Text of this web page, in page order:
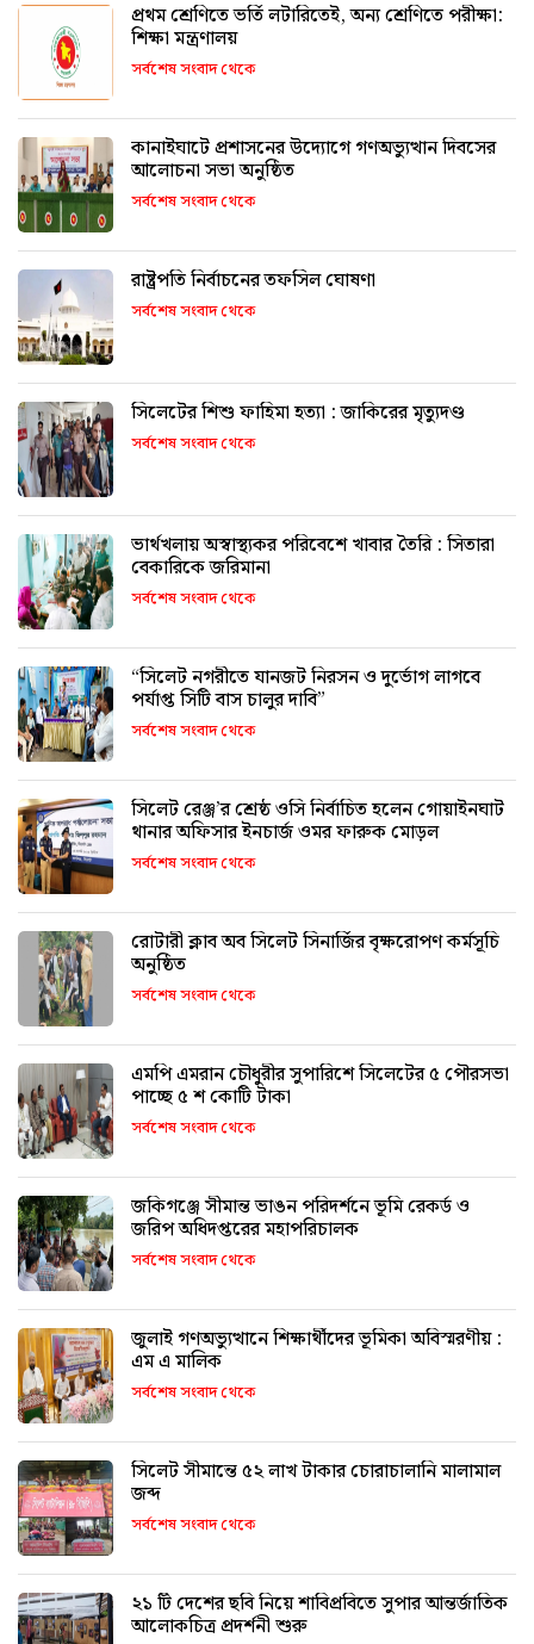
প্রথম শ্রেণিতে ভর্তি লটারিতেই, অন্য শ্রেণিতে পরীক্ষা:
শিক্ষা মন্ত্রণালয়
সর্বশেষ সংবাদ থেকে
কানাইঘাটে প্রশাসনের উদ্যোগে গণঅভ্যুত্থান দিবসের
আলোচনা সভা অনুষ্ঠিত
সর্বশেষ সংবাদ থেকে
রাষ্ট্রপতি নির্বাচনের তফসিল ঘোষণা
সর্বশেষ সংবাদ থেকে
সিলেটের শিশু ফাহিমা হত্যা : জাকিরের মৃত্যুদণ্ড
সর্বশেষ সংবাদ থেকে
ভার্থখলায় অস্বাস্থ্যকর পরিবেশে খাবার তৈরি : সিতারা
বেকারিকে জরিমানা
সর্বশেষ সংবাদ থেকে
“সিলেট নগরীতে যানজট নিরসন ও দুর্ভোগ লাগবে
পর্যাপ্ত সিটি বাস চালুর দাবি”
সর্বশেষ সংবাদ থেকে
সিলেট রেঞ্জ’র শ্রেষ্ঠ ওসি নির্বাচিত হলেন গোয়াইনঘাট
থানার অফিসার ইনচার্জ ওমর ফারুক মোড়ল
সর্বশেষ সংবাদ থেকে
রোটারী ক্লাব অব সিলেট সিনার্জির বৃক্ষরোপণ কর্মসূচি
অনুষ্ঠিত
সর্বশেষ সংবাদ থেকে
এমপি এমরান চৌধুরীর সুপারিশে সিলেটের ৫ পৌরসভা
পাচ্ছে ৫ শ কোটি টাকা
সর্বশেষ সংবাদ থেকে
জকিগঞ্জে সীমান্ত ভাঙন পরিদর্শনে ভূমি রেকর্ড ও
জরিপ অধিদপ্তরের মহাপরিচালক
সর্বশেষ সংবাদ থেকে
জুলাই গণঅভ্যুত্থানে শিক্ষার্থীদের ভূমিকা অবিস্মরণীয় :
এম এ মালিক
সর্বশেষ সংবাদ থেকে
সিলেট সীমান্তে ৫২ লাখ টাকার চোরাচালানি মালামাল
জব্দ
সর্বশেষ সংবাদ থেকে
২১ টি দেশের ছবি নিয়ে শাবিপ্রবিতে সুপার আন্তর্জাতিক
আলোকচিত্র প্রদর্শনী শুরু